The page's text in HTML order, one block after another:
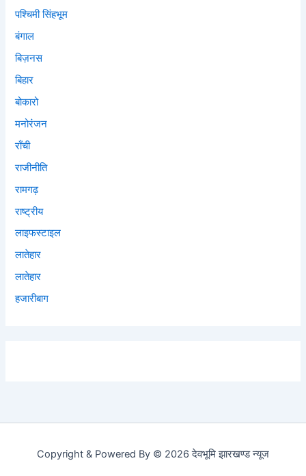
पश्चिमी सिंहभूम
बंगाल
बिज़नस
बिहार
बोकारो
मनोरंजन
राँची
राजीनीति
रामगढ़
राष्ट्रीय
लाइफस्टाइल
लातेहार
लातेहार
हजारीबाग
Copyright & Powered By © 2026 देवभूमि झारखण्ड न्यूज